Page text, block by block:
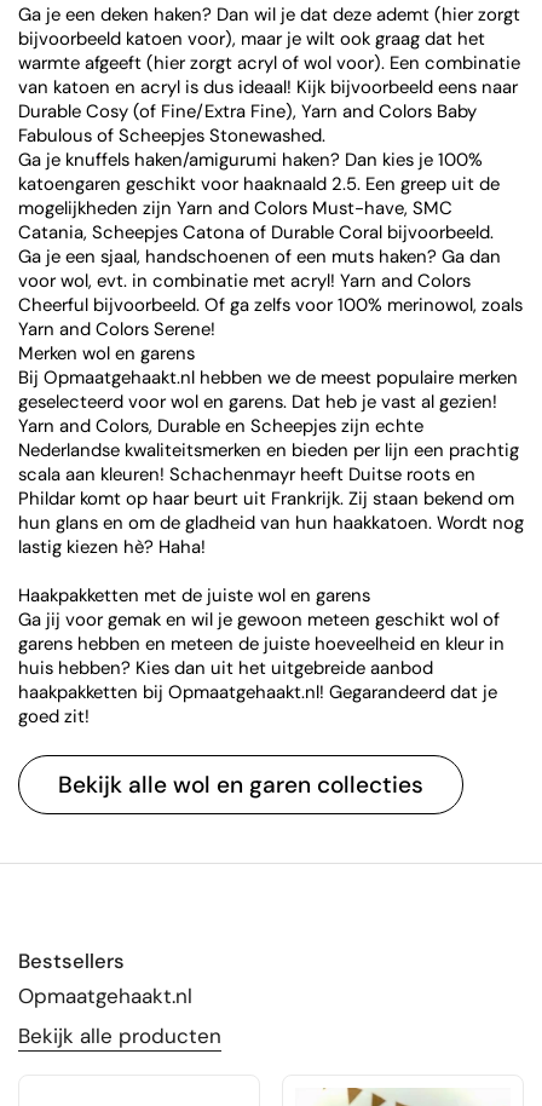
Ga je een deken haken? Dan wil je dat deze ademt (hier zorgt
bijvoorbeeld katoen voor), maar je wilt ook graag dat het
warmte afgeeft (hier zorgt acryl of wol voor). Een combinatie
van katoen en acryl is dus ideaal! Kijk bijvoorbeeld eens naar
Durable Cosy (of Fine/Extra Fine), Yarn and Colors Baby
Fabulous of Scheepjes Stonewashed.
Ga je knuffels haken/amigurumi haken? Dan kies je 100%
katoengaren geschikt voor haaknaald 2.5. Een greep uit de
mogelijkheden zijn Yarn and Colors Must-have, SMC
Catania, Scheepjes Catona of Durable Coral bijvoorbeeld.
Ga je een sjaal, handschoenen of een muts haken? Ga dan
voor wol, evt. in combinatie met acryl! Yarn and Colors
Cheerful bijvoorbeeld. Of ga zelfs voor 100% merinowol, zoals
Yarn and Colors Serene!
Merken wol en garens
Bij Opmaatgehaakt.nl hebben we de meest populaire merken
geselecteerd voor wol en garens. Dat heb je vast al gezien!
Yarn and Colors, Durable en Scheepjes zijn echte
Nederlandse kwaliteitsmerken en bieden per lijn een prachtig
scala aan kleuren! Schachenmayr heeft Duitse roots en
Phildar komt op haar beurt uit Frankrijk. Zij staan bekend om
hun glans en om de gladheid van hun haakkatoen. Wordt nog
lastig kiezen hè? Haha!
Haakpakketten met de juiste wol en garens
Ga jij voor gemak en wil je gewoon meteen geschikt wol of
garens hebben en meteen de juiste hoeveelheid en kleur in
huis hebben? Kies dan uit het uitgebreide aanbod
haakpakketten bij Opmaatgehaakt.nl! Gegarandeerd dat je
goed zit!
Bekijk alle wol en garen collecties
Bestsellers
Opmaatgehaakt.nl
Bekijk alle producten